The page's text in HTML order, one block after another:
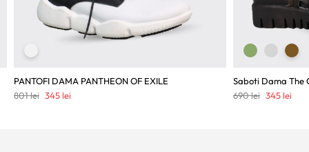
PANTOFI DAMA PANTHEON OF EXILE
801lei Prețul
345lei
Saboti Dama The
690lei Prețul
345lei